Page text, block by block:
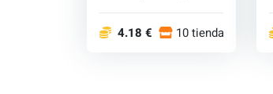
4.18 € 10 tiendas